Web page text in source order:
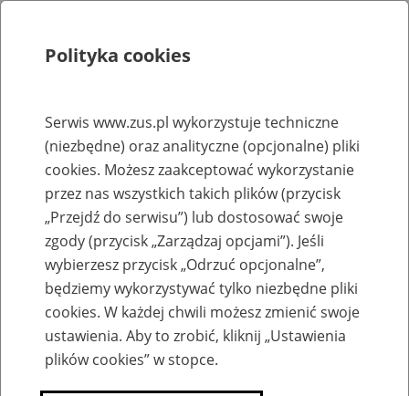
Rejestry, ewidencje i archiwa
Baza zlikwidowanych lub
przekształconych zakładów pracy
Nazwa zakładu pracy:
SZUKAJ
Polityka cookies
Serwis www.zus.pl wykorzystuje techniczne
(niezbędne) oraz analityczne (opcjonalne) pliki
cookies. Możesz zaakceptować wykorzystanie
przez nas wszystkich takich plików (przycisk
„Przejdź do serwisu”) lub dostosować swoje
zgody (przycisk „Zarządzaj opcjami”). Jeśli
wybierzesz przycisk „Odrzuć opcjonalne”,
będziemy wykorzystywać tylko niezbędne pliki
cookies. W każdej chwili możesz zmienić swoje
ustawienia. Aby to zrobić, kliknij „Ustawienia
plików cookies” w stopce.